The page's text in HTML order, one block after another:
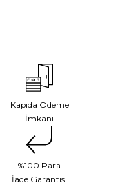
Kapıda Ödeme
İmkanı
%100 Para
İade Garantisi